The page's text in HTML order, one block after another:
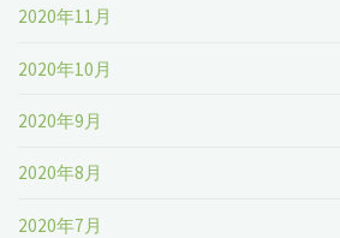
2020年11月
2020年10月
2020年9月
2020年8月
2020年7月